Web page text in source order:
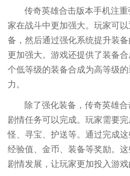
传奇英雄合击版本手机注
家在战斗中更加强大。玩家可
备，然后通过强化系统提升装
更加强大。游戏还提供了装备
个低等级的装备合成为高等级
力。
除了强化装备，传奇英雄
剧情任务可以完成。玩家需要
怪、寻宝、护送等。通过完成
经验值、金币、装备等奖励。
剧情发展，让玩家更加投入游戏